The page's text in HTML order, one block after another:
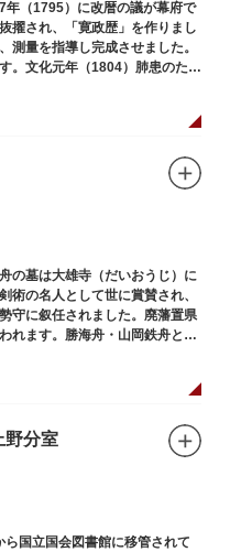
年（1795）に改暦の議が幕府で
擢され、「寛政歴」を作りまし
測量を指導し完成させました。
。文化元年（1804）肺患のため
あります。
の墓は大雄寺（だいおうじ）に
術の名人として世に賞賛され、
守に叙任されました。廃藩置県
れます。勝海舟・山岡鉄舟と共
野分室
国立国会図書館に移管されて